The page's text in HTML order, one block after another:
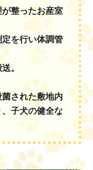
整ったお産室
を行い体調管
。
された敷地内
子犬の健全な